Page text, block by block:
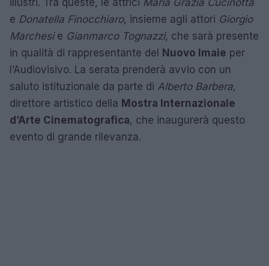
e Donatella Finocchiaro, insieme agli attori Giorgio
Marchesie Gianmarco Tognazzi, che sarà presente
in qualità di rappresentante del Nuovo Imaie per
l’Audiovisivo. La serata prenderà avvio con un
saluto istituzionale da parte di Alberto Barbera,
direttore artistico della Mostra Internazionale
d’Arte Cinematografica, che inaugurerà questo
evento di grande rilevanza.